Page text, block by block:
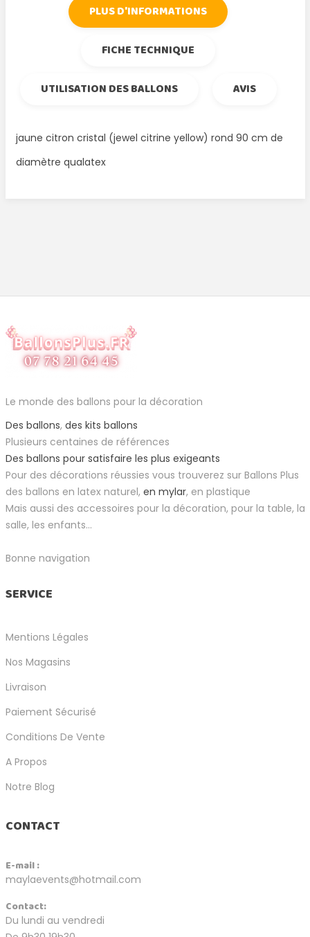
PLUS D'INFORMATIONS
FICHE TECHNIQUE
UTILISATION DES BALLONS
AVIS
jaune citron cristal (jewel citrine yellow) rond 90 cm de
diamètre qualatex
Le monde des ballons pour la décoration
Des ballons, des kits ballons
Plusieurs centaines de références
Des ballons pour satisfaire les plus exigeants
Pour des décorations réussies vous trouverez sur Ballons Plus
des ballons en latex naturel, en mylar, en plastique
Mais aussi des accessoires pour la décoration, pour la table, la
salle, les enfants...
Bonne navigation
SERVICE
Mentions Légales
Nos Magasins
Livraison
Paiement Sécurisé
Conditions De Vente
A Propos
Notre Blog
CONTACT
E-mail :
maylaevents@hotmail.com
Contact:
Du lundi au vendredi